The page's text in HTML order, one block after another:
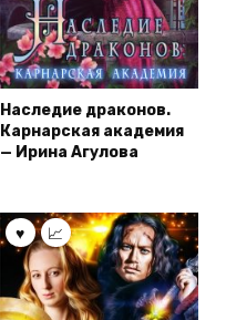
Наследие драконов.
Карнарская академия
— Ирина Агулова